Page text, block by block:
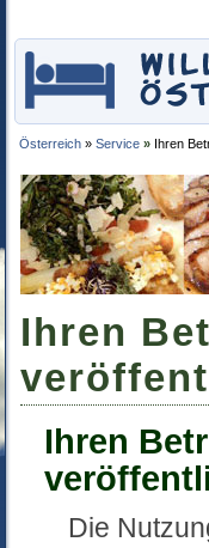
Österreich » Service » Ihren
Ihren
Ihren
Die